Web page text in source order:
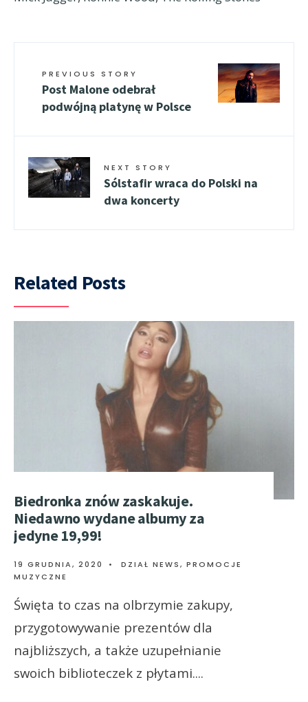
PREVIOUS STORY
Post Malone odebrał
podwójną platynę w Polsce
NEXT STORY
Sólstafir wraca do Polski na
dwa koncerty
Related Posts
Biedronka znów zaskakuje.
Niedawno wydane albumy za
jedyne 19,99!
19 GRUDNIA, 2020 • DZIAŁ NEWS, PROMOCJE
MUZYCZNE
Święta to czas na olbrzymie zakupy,
przygotowywanie prezentów dla
najbliższych, a także uzupełnianie
swoich biblioteczek z płytami....